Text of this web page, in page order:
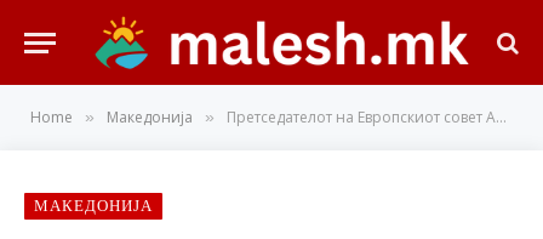
Home » Македонија » Претседателот на Европскиот совет Антонио Кошта ја почнува петдневната турнеја низ земјите од Западен Балкан, утре е во Скопје
МАКЕДОНИЈА